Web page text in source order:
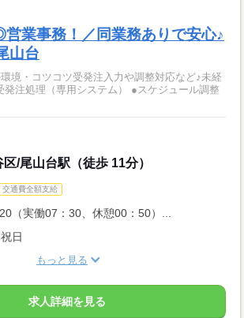
業事務！／同業務ありで安心♪
山台
境・コツコツ受発注入力や調整対応など♪未経
注処理（専用システム） ●スケジュール調整
/尾山台駅（徒歩 11分）
交通費全額支給
（実働07：30、休憩00：50）...
日
もっと見る
求人詳細を見る